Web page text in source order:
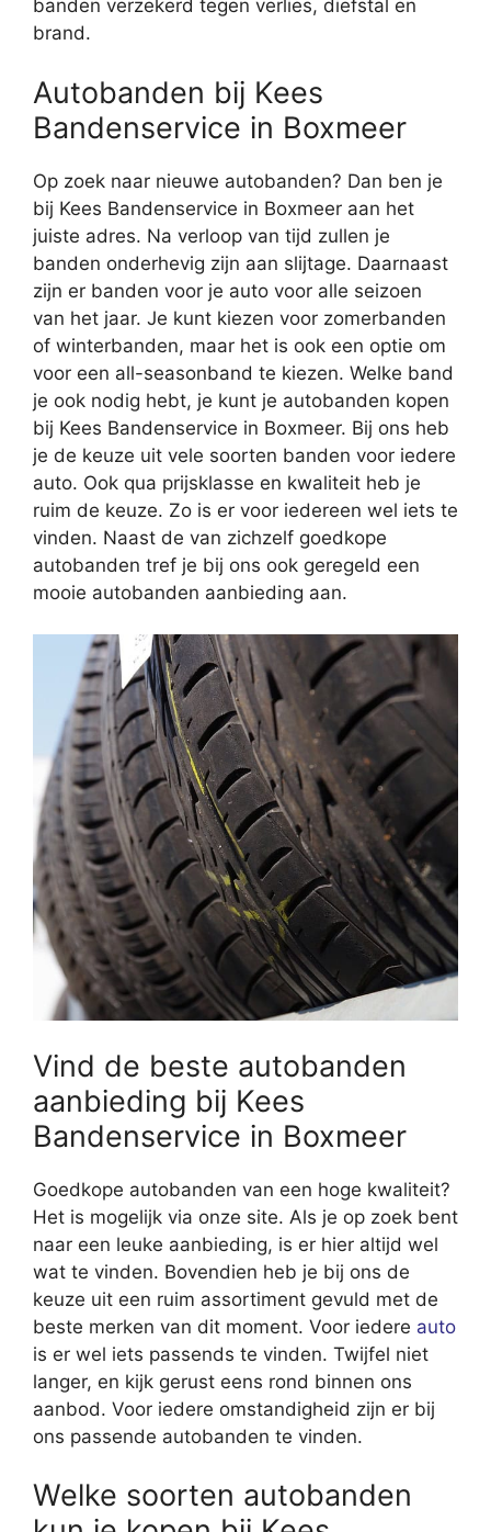
banden verzekerd tegen verlies, diefstal en
brand.
Autobanden bij Kees
Bandenservice in Boxmeer
Op zoek naar nieuwe autobanden? Dan ben je
bij Kees Bandenservice in Boxmeer aan het
juiste adres. Na verloop van tijd zullen je
banden onderhevig zijn aan slijtage. Daarnaast
zijn er banden voor je auto voor alle seizoen
van het jaar. Je kunt kiezen voor zomerbanden
of winterbanden, maar het is ook een optie om
voor een all-seasonband te kiezen. Welke band
je ook nodig hebt, je kunt je autobanden kopen
bij Kees Bandenservice in Boxmeer. Bij ons heb
je de keuze uit vele soorten banden voor iedere
auto. Ook qua prijsklasse en kwaliteit heb je
ruim de keuze. Zo is er voor iedereen wel iets te
vinden. Naast de van zichzelf goedkope
autobanden tref je bij ons ook geregeld een
mooie autobanden aanbieding aan.
Vind de beste autobanden
aanbieding bij Kees
Bandenservice in Boxmeer
Goedkope autobanden van een hoge kwaliteit?
Het is mogelijk via onze site. Als je op zoek bent
naar een leuke aanbieding, is er hier altijd wel
wat te vinden. Bovendien heb je bij ons de
keuze uit een ruim assortiment gevuld met de
beste merken van dit moment. Voor iedere auto
is er wel iets passends te vinden. Twijfel niet
langer, en kijk gerust eens rond binnen ons
aanbod. Voor iedere omstandigheid zijn er bij
ons passende autobanden te vinden.
Welke soorten autobanden